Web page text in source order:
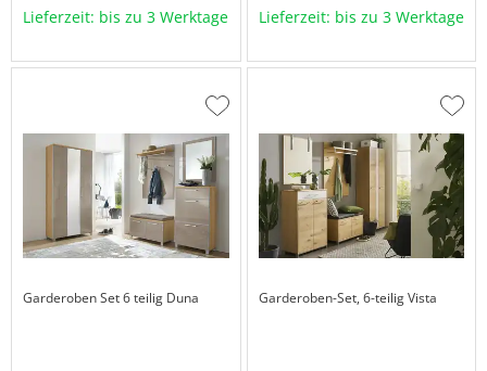
Lieferzeit: bis zu 3 Werktage Lieferzeit: bis zu 3 Werktage
Garderoben Set 6 teilig Duna
Zur
Wunschliste
Garderoben-Set, 6-teiligVista
Zur